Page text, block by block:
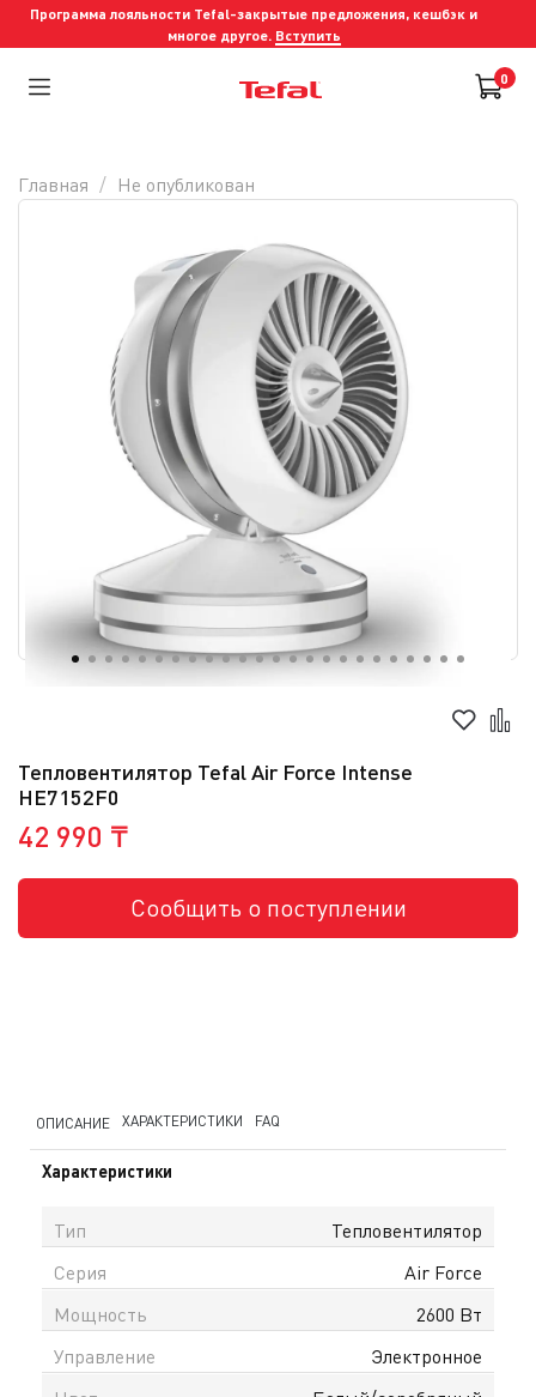
Программа лояльности Tefal-закрытые предложения, кешбэк и
многое другое. Вступить
0
Тепловентилятор Tefal Air Force Intense
HE7152F0
42 990 ₸
Сообщить о поступлении
Главная Не опубликован
ОПИСАНИЕ ХАРАКТЕРИСТИКИ FAQ
Характеристики
Тип
Тепловентилятор
Серия
Air Force
Мощность
2600 Вт
Управление
Электронное